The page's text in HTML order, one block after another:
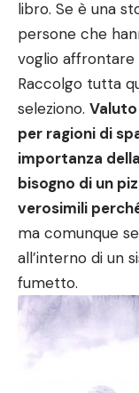
libro. Se è una
persone che
voglio affrontare
Raccolgo tutta
seleziono.
per ragioni di
importanza
bisogno di un
verosimili
ma comunque
all’interno di un
fumetto.